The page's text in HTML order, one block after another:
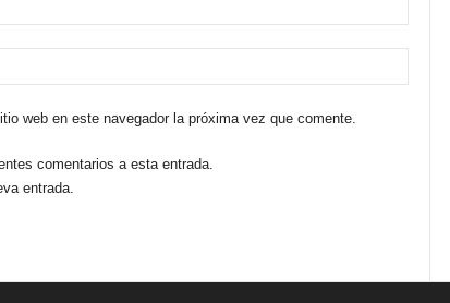
web en este navegador la próxima vez que comente.
comentarios a esta entrada.
entrada.